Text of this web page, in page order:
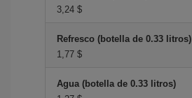
3,24 $
Refresco (botella de 0.33 litros)
1,77 $
Agua (botella de 0.33 litros)